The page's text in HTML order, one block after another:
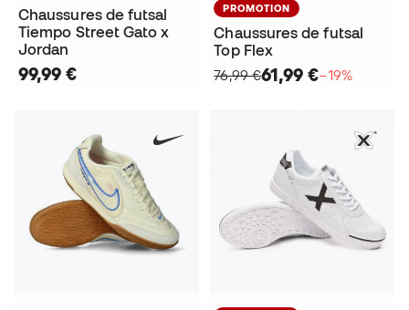
Chaussures de futsal
Tiempo Street Gato x
Jordan
99,99 €
PROMOTION
Chaussures de futsal
Top Flex
76,99 €61,99 €−19%